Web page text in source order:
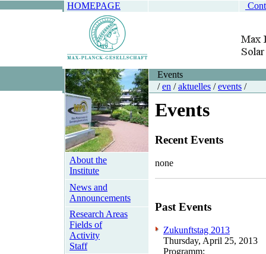
HOMEPAGE
About the
Institute
News and
Announcements
Research Areas
Fields of
Activity
Staff
Events
/en /aktuelles /events /
Events
Recent Events
none
Past Events
Zukunftstag 2013
Thursday, April 25, 2013
Programm: